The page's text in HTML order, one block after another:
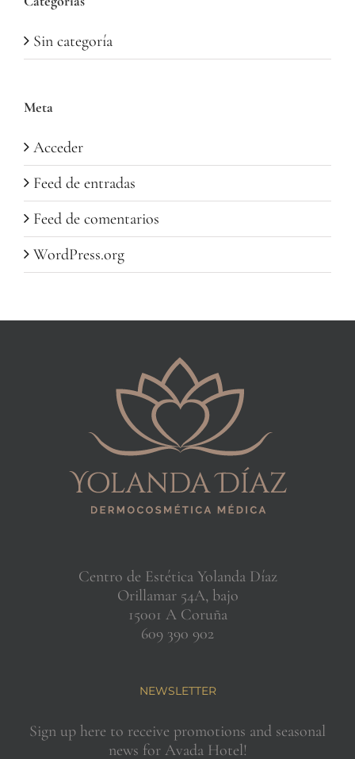
Sin categoría
Meta
Acceder
Feed de entradas
Feed de comentarios
WordPress.org
Centro de Estética Yolanda Díaz
Orillamar 54A, bajo
15001 A Coruña
609 390 902
NEWSLETTER
Sign up here to receive promotions and seasonal
news for Avada Hotel!